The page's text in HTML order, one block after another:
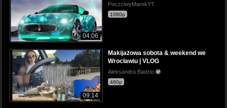
04:06
PoczciwyMarekYT
1080p
09:14
Makijażowa sobota & weekend we
Wrocławiu | VLOG
Aleksandra Badzio
480p